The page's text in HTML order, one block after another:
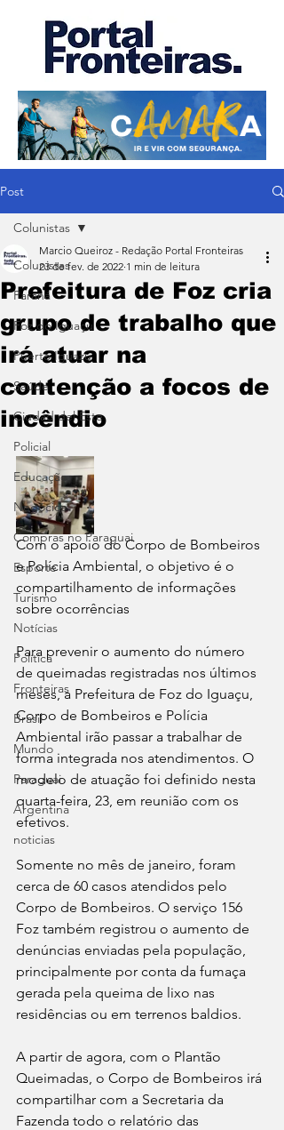
Post
Colunistas
Paraná
Foz do Iguaçu
Puerto Iguazu
Saúde
Ciudad del Este
Policial
Educação
Negócios
Compras no Paraguai
Esporte
Turismo
Notícias
Política
Fronteiras
Brasil
Mundo
Paraguai
Argentina
noticias
Colunistas
Prefeitura de Foz cria
grupo de trabalho que
irá atuar na
contenção a focos de
incêndio
Marcio Queiroz - Redação Portal Fronteiras
23 de fev. de 2022 1 min de leitura
Com o apoio do Corpo de Bombeiros
e Polícia Ambiental, o objetivo é o
compartilhamento de informações
sobre ocorrências
Para prevenir o aumento do número
de queimadas registradas nos últimos
meses, a Prefeitura de Foz do Iguaçu,
Corpo de Bombeiros e Polícia
Ambiental irão passar a trabalhar de
forma integrada nos atendimentos. O
modelo de atuação foi definido nesta
quarta-feira, 23, em reunião com os
efetivos.
Somente no mês de janeiro, foram
cerca de 60 casos atendidos pelo
Corpo de Bombeiros. O serviço 156
Foz também registrou o aumento de
denúncias enviadas pela população,
principalmente por conta da fumaça
gerada pela queima de lixo nas
residências ou em terrenos baldios.
A partir de agora, com o Plantão
Queimadas, o Corpo de Bombeiros irá
compartilhar com a Secretaria da
Fazenda todo o relatório das